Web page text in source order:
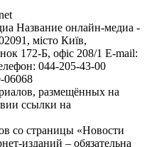
Название онлайн-медиа -
місто Київ,
172-Б, офіс 208/1 E-mail:
044-205-43-00
06068
размещённых на
ссылки на
со страницы «Новости
изданий – обязательна